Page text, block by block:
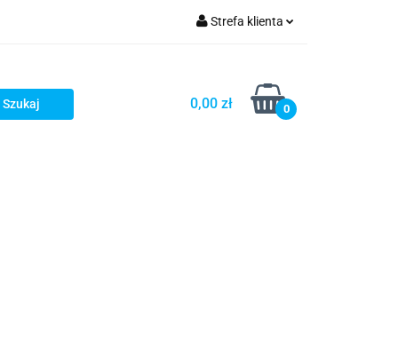
Strefa klienta
Zarejestruj się
Dodaj zgłoszenie
0,00 zł 0